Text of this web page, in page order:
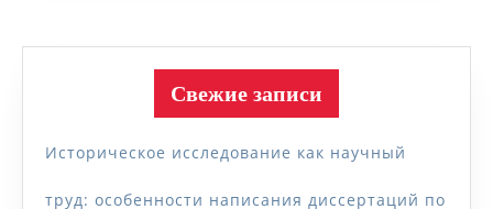
Свежие записи
Историческое исследование как научный
труд: особенности написания диссертаций по